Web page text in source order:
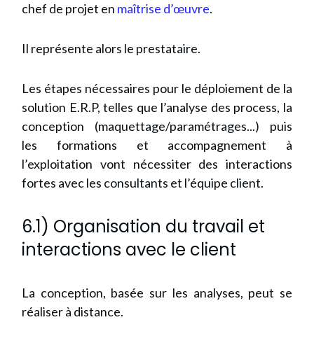
chef de projet en maîtrise d’œuvre.
Il représente alors le prestataire.
Les étapes nécessaires pour le déploiement de la
solution E.R.P, telles que l’analyse des process, la
conception (maquettage/paramétrages...) puis
les formations et accompagnement à
l’exploitation vont nécessiter des interactions
fortes avec les consultants et l’équipe client.
6.1) Organisation du travail et
interactions avec le client
La conception, basée sur les analyses, peut se
réaliser à distance.